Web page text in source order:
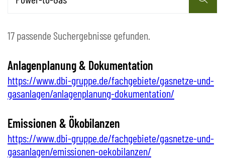
17 passende Suchergebnisse gefunden.
Anlagenplanung & Dokumentation
https://www.dbi-gruppe.de/fachgebiete/gasnetze-und-
gasanlagen/anlagenplanung-dokumentation/
Emissionen & Ökobilanzen
https://www.dbi-gruppe.de/fachgebiete/gasnetze-und-
gasanlagen/emissionen-oekobilanzen/